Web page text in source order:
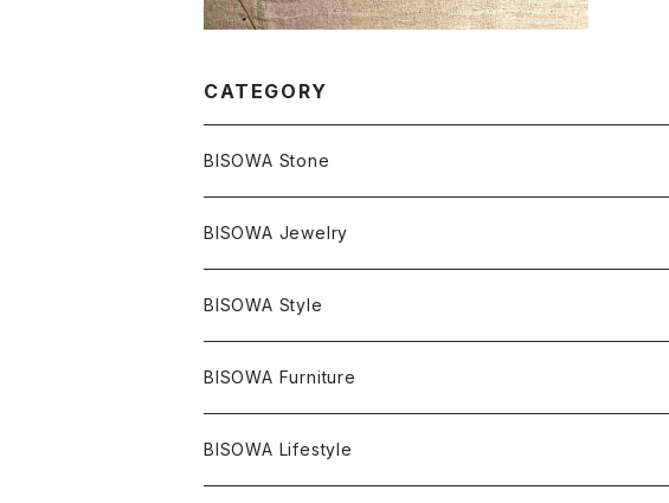
CATEGORY
BISOWA Stone
マスタークリスタル / 水晶
エレスチャル
ライトニング
石の種類別
アメジスト
アクアマリン
産地別
ヒマラヤ
BISOWA Jewelry
ネックレス／ペンダント
宇佐美聖子
絹麻 ~kenma~
ピアス
宇佐美聖子
ブレスレット
BISOWA Style
ONE PIECE
ヘンプ
PANTS
BISOWA Furniture
のるすく
BISOWA Lifestyle